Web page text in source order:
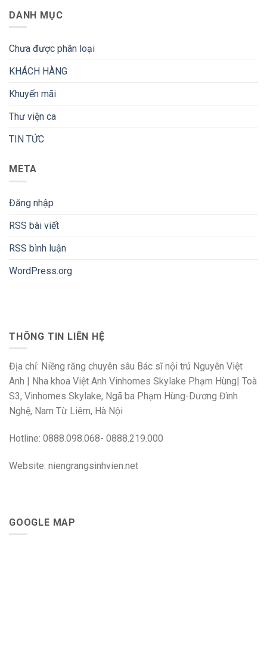
DANH MỤC
Chưa được phân loại
KHÁCH HÀNG
Khuyến mãi
Thư viện ca
TIN TỨC
META
Đăng nhập
RSS bài viết
RSS bình luận
WordPress.org
THÔNG TIN LIÊN HỆ
Địa chỉ: Niềng răng chuyên sâu Bác sĩ nội trú Nguyễn Việt
Anh | Nha khoa Việt Anh Vinhomes Skylake Phạm Hùng| Toà
S3, Vinhomes Skylake, Ngã ba Phạm Hùng-Dương Đình
Nghệ, Nam Từ Liêm, Hà Nội
Hotline: 0888.098.068- 0888.219.000
Website: niengrangsinhvien.net
GOOGLE MAP